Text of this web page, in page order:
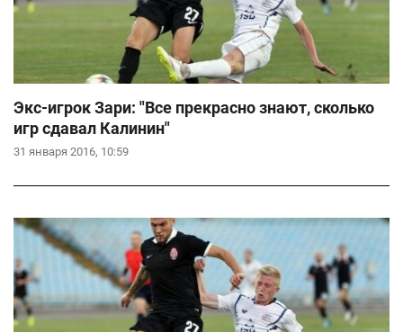
31 января 2016, 10:59
Экс-игрок Зари: "Все прекрасно знают, сколько
игр сдавал Калинин"